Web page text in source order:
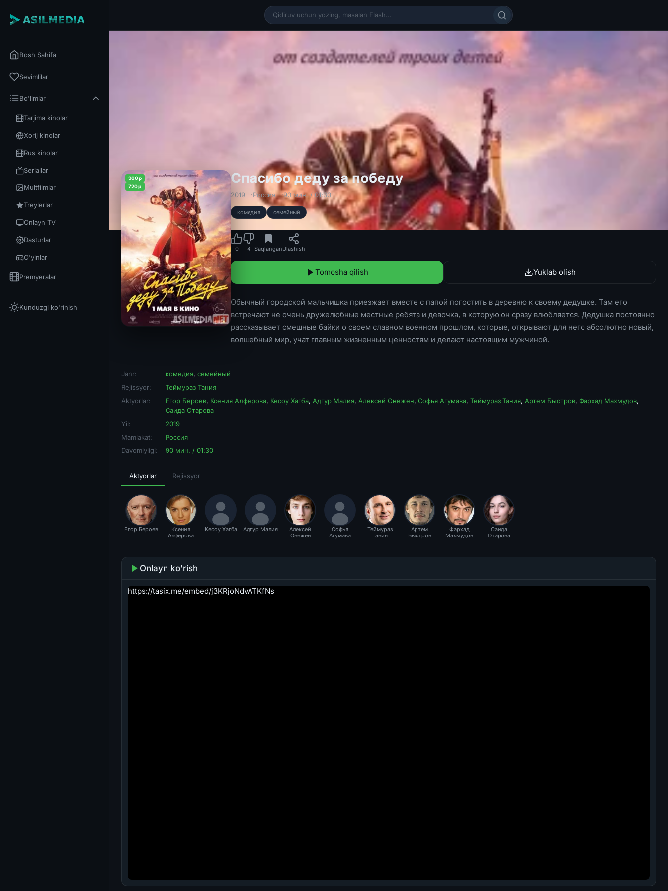
Bosh Sahifa
Sevimlilar
Bo'limlar
Tarjima kinolar
Xorij kinolar
Rus kinolar
Seriallar
Multfilmlar
Treylerlar
Onlayn TV
Dasturlar
O'yinlar
Premyeralar
Kunduzgi ko'rinish
360p
720p
Спасибо деду за победу
2019 Россия 90 мин. / 01:30
комедия семейный
0 4 SaqlanganUlashish
Tomosha qilish Yuklab olish
Обычный городской мальчишка приезжает вместе с папой погостить в деревню к своему дедушке. Там его
встречают не очень дружелюбные местные ребята и девочка, в которую он сразу влюбляется. Дедушка постоянно
рассказывает смешные байки о своем славном военном прошлом, которые, открывают для него абсолютно новый,
волшебный мир, учат главным жизненным ценностям и делают настоящим мужчиной.
Janr: комедия, семейный
Rejissyor:
Теймураз Тания
Aktyorlar:
Егор Бероев, Ксения Алферова, Кесоу Хагба, Адгур Малия, Алексей Онежен, Софья Агумава, Теймураз Тания, Артем Быстров, Фархад Махмудов,
Саида Отарова
Yil:
2019
Mamlakat:
Россия
Davomiyligi:
90 мин. / 01:30
Aktyorlar Rejissyor
Егор Бероев
Ксения
Алферова
Кесоу Хагба Адгур Малия
Алексей
Онежен
Софья
Агумава
Теймураз
Тания
Артем
Быстров
Фархад
Махмудов
Саида
Отарова
Onlayn ko'rish
https://tasix.me/embed/j3KRjoNdvATKfNs